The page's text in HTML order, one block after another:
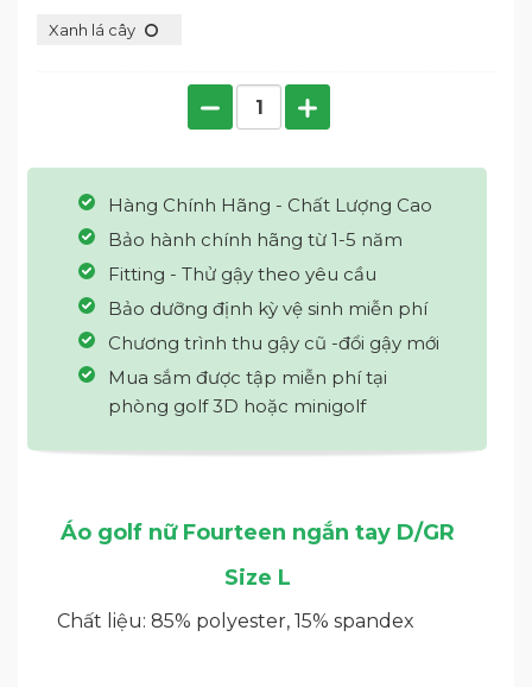
Xanh lá cây
Hàng Chính Hãng - Chất Lượng Cao
Bảo hành chính hãng từ 1-5 năm
Fitting - Thử gậy theo yêu cầu
Bảo dưỡng định kỳ vệ sinh miễn phí
Chương trình thu gậy cũ -đổi gậy mới
Mua sắm được tập miễn phí tại
phòng golf 3D hoặc minigolf
Áo golf nữ Fourteen ngắn tay D/GR
Size L
Chất liệu: 85% polyester, 15% spandex